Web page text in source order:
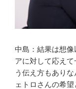
中島：結果は想
アに対して応え
う伝え方もあり
ェトロさんの希